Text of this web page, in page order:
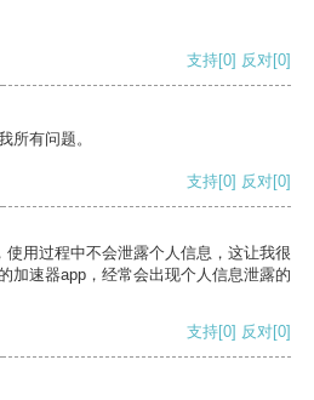
支持[0] 反对[0]
所有问题。
支持[0] 反对[0]
用过程中不会泄露个人信息，这让我很
加速器app，经常会出现个人信息泄露的
支持[0] 反对[0]